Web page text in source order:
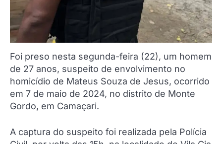
Foi preso nesta segunda-feira (22), um homem
de 27 anos, suspeito de envolvimento no
homicídio de Mateus Souza de Jesus, ocorrido
em 7 de maio de 2024, no distrito de Monte
Gordo, em Camaçari.
A captura do suspeito foi realizada pela Polícia